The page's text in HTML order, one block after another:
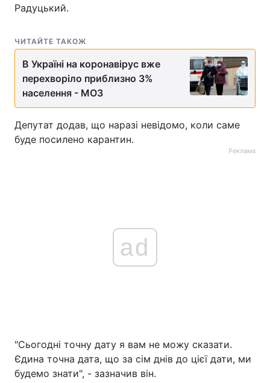
Радуцький.
ЧИТАЙТЕ ТАКОЖ
В Україні на коронавірус вже
перехворіло приблизно 3%
населення - МОЗ
Депутат додав, що наразі невідомо, коли саме
буде посилено карантин.
Реклама
ad
"Сьогодні точну дату я вам не можу сказати.
Єдина точна дата, що за сім днів до цієї дати, ми
будемо знати", - зазначив він.